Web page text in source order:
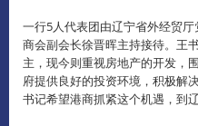
一行5人代表团由辽宁省外经贸
商会副会长徐晋晖主持接待。 王
主，现今则重视房地产的开发，
府提供良好的投资环境，积极解
书记希望港商抓紧这个机遇，到